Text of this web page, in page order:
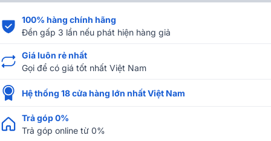
100% hàng chính hãng
Đền gấp 3 lần nếu phát hiện hàng giả
Giá luôn rẻ nhất
Gọi để có giá tốt nhất Việt Nam
Hệ thống 18 cửa hàng lớn nhất Việt Nam
Trả góp 0%
Trả góp online từ 0%